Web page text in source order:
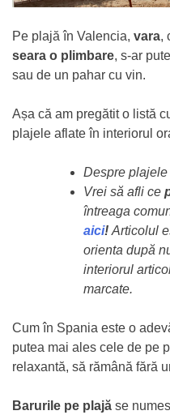
Pe plajă în Valencia, vara,
seara o plimbare, s-ar
sau de un pahar cu vin.
Așa că am pregătit o listă
plajele aflate în interiorul
Despre
Vrei să afli ce
întreaga
aici! Articolul
orienta după
interiorul
marcate.
Cum în Spania este o
putea mai ales cele de pe
relaxantă, să rămână fără
Barurile pe plajă se